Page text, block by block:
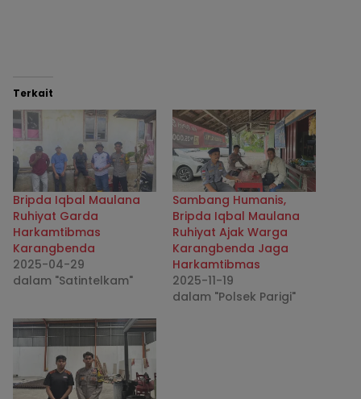
Terkait
Bripda Iqbal Maulana
Ruhiyat Garda
Harkamtibmas
Karangbenda
2025-04-29
dalam "Satintelkam"
Sambang Humanis,
Bripda Iqbal Maulana
Ruhiyat Ajak Warga
Karangbenda Jaga
Harkamtibmas
2025-11-19
dalam "Polsek Parigi"